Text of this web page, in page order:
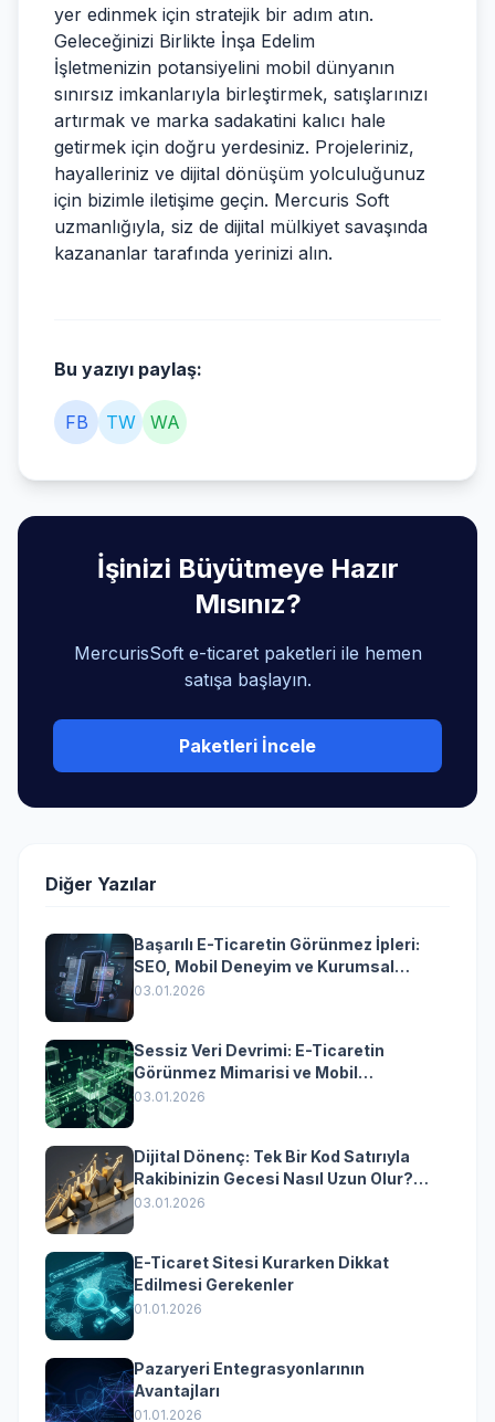
yer edinmek için stratejik bir adım atın.
Geleceğinizi Birlikte İnşa Edelim
İşletmenizin potansiyelini mobil dünyanın
sınırsız imkanlarıyla birleştirmek, satışlarınızı
artırmak ve marka sadakatini kalıcı hale
getirmek için doğru yerdesiniz. Projeleriniz,
hayalleriniz ve dijital dönüşüm yolculuğunuz
için bizimle iletişime geçin. Mercuris Soft
uzmanlığıyla, siz de dijital mülkiyet savaşında
kazananlar tarafında yerinizi alın.
Bu yazıyı paylaş:
FB TW WA
İşinizi Büyütmeye Hazır
Mısınız?
MercurisSoft e-ticaret paketleri ile hemen
satışa başlayın.
Paketleri İncele
Diğer Yazılar
Başarılı E-Ticaretin Görünmez İpleri:
SEO, Mobil Deneyim ve Kurumsal
Yazılımın Kazandıran Senkronizasyonu
03.01.2026
Sessiz Veri Devrimi: E-Ticaretin
Görünmez Mimarisi ve Mobil
Dönüşümün Kurumsal Anahtarı
03.01.2026
Dijital Dönenç: Tek Bir Kod Satırıyla
Rakibinizin Gecesi Nasıl Uzun Olur?
(Kurumsal Yazılımın Güçlü Rolü)
03.01.2026
E-Ticaret Sitesi Kurarken Dikkat
Edilmesi Gerekenler
01.01.2026
Pazaryeri Entegrasyonlarının
Avantajları
01.01.2026